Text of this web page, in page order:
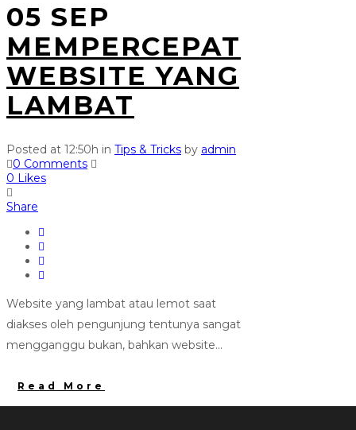
05 SEP
MEMPERCEPAT
WEBSITE YANG
LAMBAT
Posted at 12:50h in Tips & Tricks by admin
0 Comments
0 Likes
Share
Website yang lambat atau lemot saat
diakses oleh pengunjung tentunya sangat
mengganggu bukan, bahkan website...
Read More